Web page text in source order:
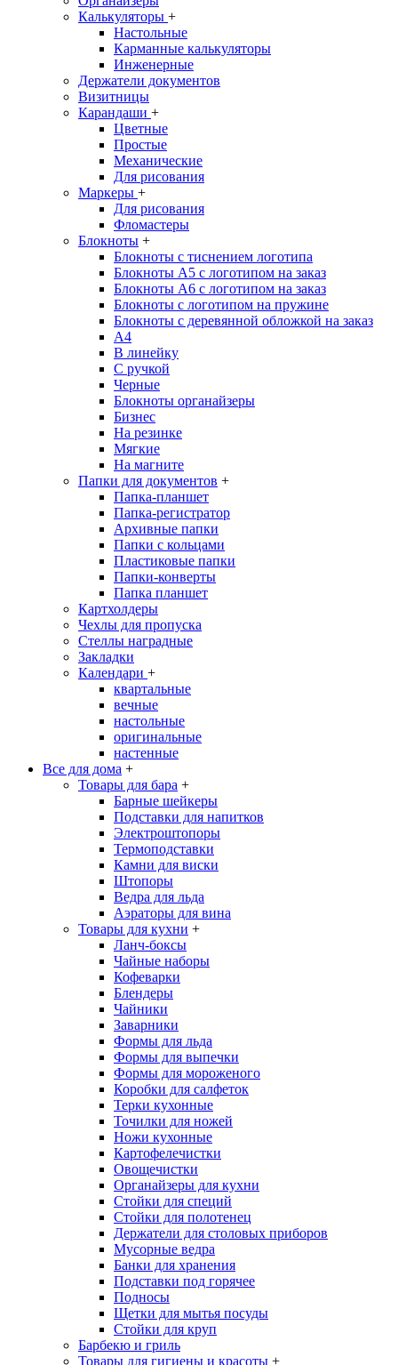
Калькуляторы +
Настольные
Карманные калькуляторы
Инженерные
Держатели документов
Визитницы
Карандаши +
Цветные
Простые
Механические
Для рисования
Маркеры +
Для рисования
Фломастеры
Блокноты +
Блокноты с тиснением логотипа
Блокноты А5 с логотипом на заказ
Блокноты А6 с логотипом на заказ
Блокноты с логотипом на пружине
Блокноты с деревянной обложкой на заказ
A4
В линейку
С ручкой
Черные
Блокноты органайзеры
Бизнес
На резинке
Мягкие
На магните
Папки для документов +
Папка-планшет
Папка-регистратор
Архивные папки
Папки с кольцами
Пластиковые папки
Папки-конверты
Папка планшет
Картхолдеры
Чехлы для пропуска
Стеллы наградные
Закладки
Календари +
квартальные
вечные
настольные
оригинальные
настенные
Все для дома +
Товары для бара +
Барные шейкеры
Подставки для напитков
Электроштопоры
Термоподставки
Камни для виски
Штопоры
Ведра для льда
Аэраторы для вина
Товары для кухни +
Ланч-боксы
Чайные наборы
Кофеварки
Блендеры
Чайники
Заварники
Формы для льда
Формы для выпечки
Формы для мороженого
Коробки для салфеток
Терки кухонные
Точилки для ножей
Ножи кухонные
Картофелечистки
Овощечистки
Органайзеры для кухни
Стойки для специй
Стойки для полотенец
Держатели для столовых приборов
Мусорные ведра
Банки для хранения
Подставки под горячее
Подносы
Щетки для мытья посуды
Стойки для круп
Барбекю и гриль
Товары для гигиены и красоты +